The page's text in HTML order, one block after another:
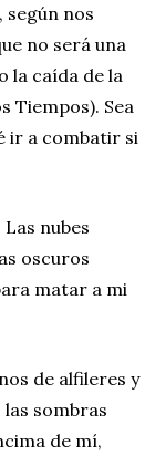
según nos
no será una
la caída de la
Tiempos). Sea
ir a combatir si
nubes
oscuros
matar a mi
de alfileres y
sombras
de mí,